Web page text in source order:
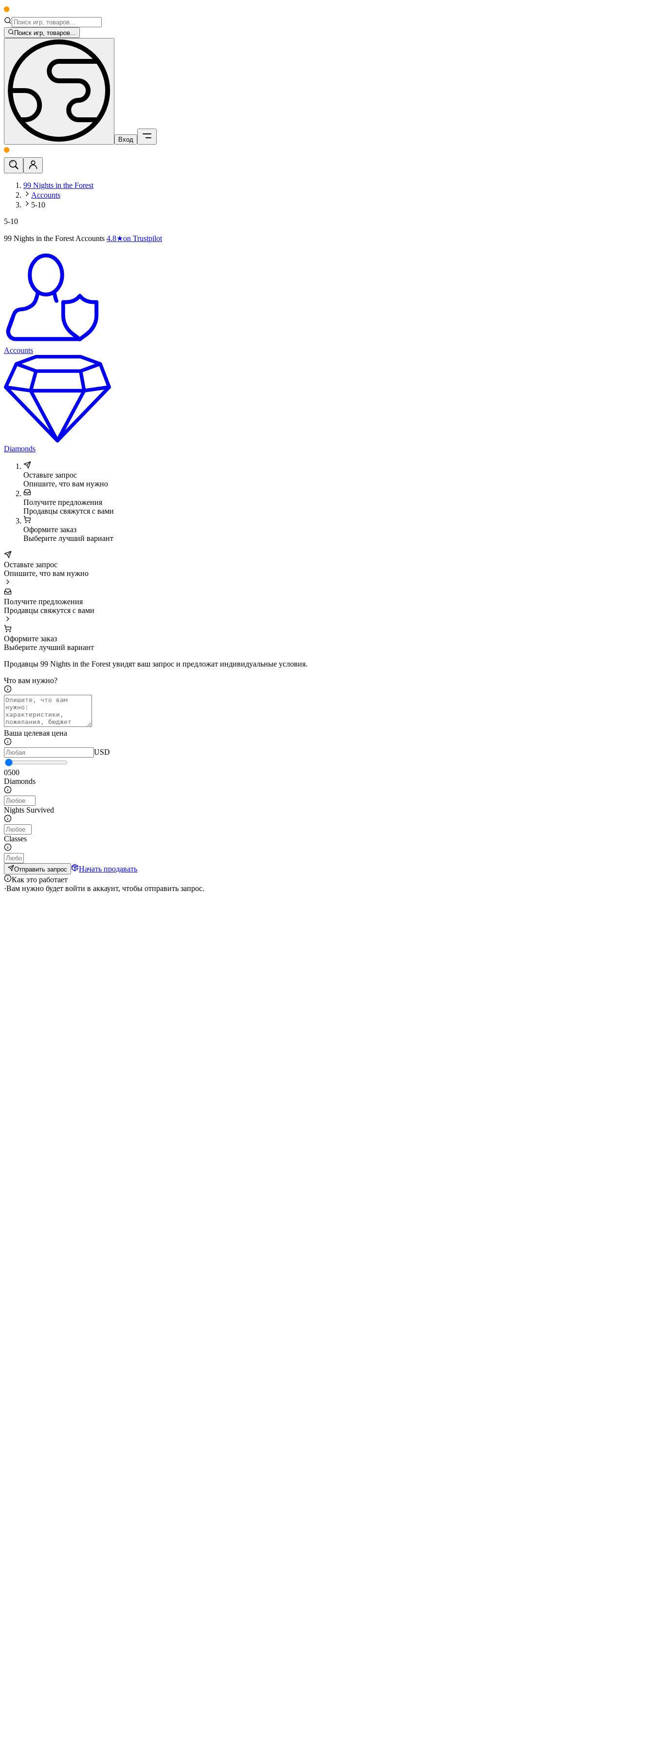
Поиск игр, товаров...
Вход
99 Nights in the Forest
Accounts
5-10
5-10
99 Nights in the Forest Accounts 4.8★on Trustpilot
Accounts
Diamonds
Оставьте запрос
Опишите, что вам нужно
Получите предложения
Продавцы свяжутся с вами
Оформите заказ
Выберите лучший вариант
Оставьте запрос
Опишите, что вам нужно
Получите предложения
Продавцы свяжутся с вами
Оформите заказ
Выберите лучший вариант
Продавцы 99 Nights in the Forest увидят ваш запрос и предложат индивидуальные условия.
Что вам нужно?
Ваша целевая цена
USD
0500
Diamonds
Nights Survived
Classes
Отправить запрос
Начать продавать
Как это работает
·Вам нужно будет войти в аккаунт, чтобы отправить запрос.